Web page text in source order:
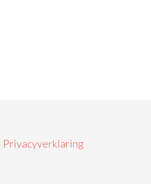
Privacyverklaring